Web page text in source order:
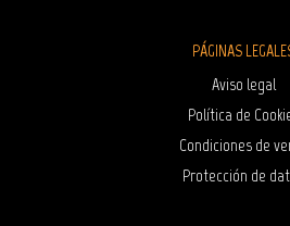
PÁGINAS
Aviso legal
Política de
Condiciones de
Protección de